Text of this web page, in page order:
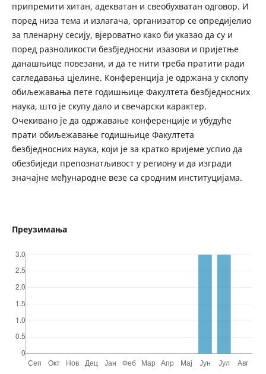
припремити хитан, адекватан и свеобухватан одговор. И
поред низа тема и излагача, организатор се опредијелио
за пленарну сесију, вјероватно како би указао да су и
поред разноликости безбједносни изазови и пријетње
данашњице повезани, и да те нити треба пратити ради
сагледавања цјелине. Конференција је одржана у склопу
обиљежавања пете годишњице Факултета безбједносних
наука, што је скупу дало и свечарски карактер.
Очекивано је да одржавање конференције и убудуће
прати обиљежавање годишњице Факултета
безбједносних наука, који је за кратко вријеме успио да
обезбиједи препознатљивост у региону и да изгради
значајне међународне везе са сродним институцијама.
Преузимања